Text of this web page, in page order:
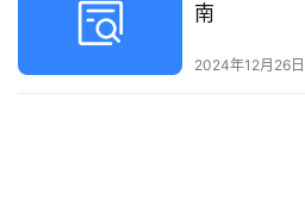
南
2024年12月26日